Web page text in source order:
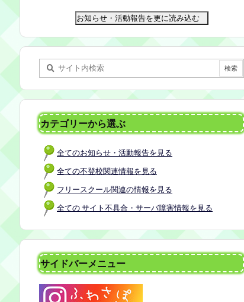
月28日（火）10:00~13:00頃 場所：玉島
某所 参加者：保護者5名程度 参加費：50
らせていただきます。 ※申し込みをされ
す。 内容：いつもの座談会とは違う場
所でこじんまりとお話をしてお昼の軽食
を食べます。 締め切り：2026年7月24日
https://forms.gle/AG7fezcyC56pCBaLA
4:00 くらしき健康福祉プラザボランティ
お知らせ・活動報告を更に読み込む
カテゴリーから選ぶ
全てのお知らせ・活動報告を見る
全ての不登校関連情報を見る
フリースクール関連の情報を見る
全ての サイト不具合・サーバ障害情報を見る
サイドバーメニュー